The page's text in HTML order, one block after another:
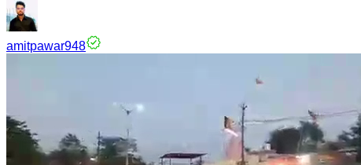
amitpawar948